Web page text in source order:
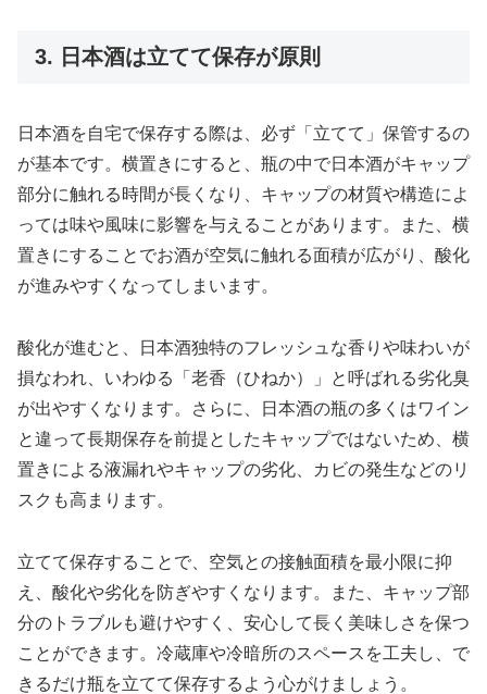
3. 日本酒は立てて保存が原則
日本酒を自宅で保存する際は、必ず「立てて」保管するの
が基本です。横置きにすると、瓶の中で日本酒がキャップ
部分に触れる時間が長くなり、キャップの材質や構造によ
っては味や風味に影響を与えることがあります。また、横
置きにすることでお酒が空気に触れる面積が広がり、酸化
が進みやすくなってしまいます。
酸化が進むと、日本酒独特のフレッシュな香りや味わいが
損なわれ、いわゆる「老香（ひねか）」と呼ばれる劣化臭
が出やすくなります。さらに、日本酒の瓶の多くはワイン
と違って長期保存を前提としたキャップではないため、横
置きによる液漏れやキャップの劣化、カビの発生などのリ
スクも高まります。
立てて保存することで、空気との接触面積を最小限に抑
え、酸化や劣化を防ぎやすくなります。また、キャップ部
分のトラブルも避けやすく、安心して長く美味しさを保つ
ことができます。冷蔵庫や冷暗所のスペースを工夫し、で
きるだけ瓶を立てて保存するよう心がけましょう。